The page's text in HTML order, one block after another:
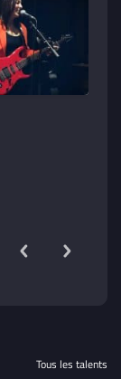
Tous les talents